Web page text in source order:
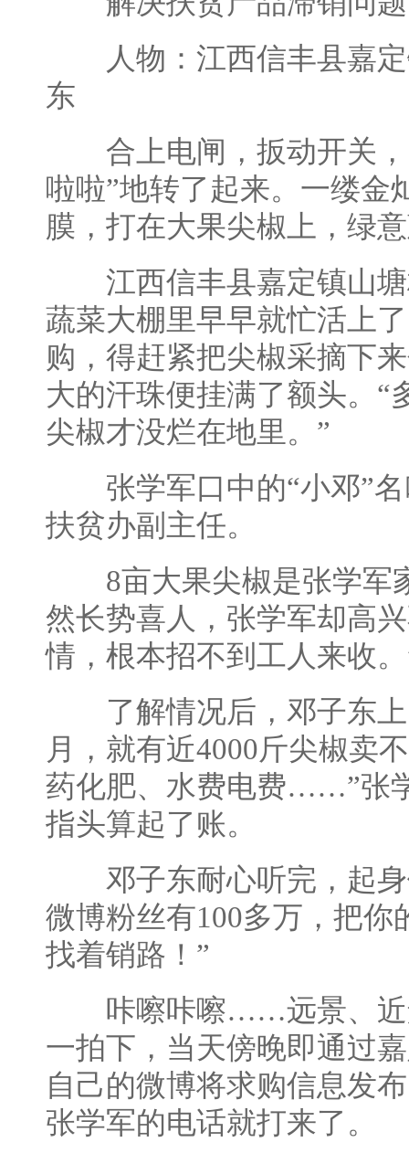
人物：江西信丰县嘉定
东
合上电闸，扳动开关，
啦啦”地转了起来。一缕金
膜，打在大果尖椒上，绿
江西信丰县嘉定镇山塘
蔬菜大棚里早早就忙活上
购，得赶紧把尖椒采摘下
大的汗珠便挂满了额头。“
尖椒才没烂在地里。”
张学军口中的“小邓”名
扶贫办副主任。
8亩大果尖椒是张学军
然长势喜人，张学军却高
情，根本招不到工人来收
了解情况后，邓子东上
月，就有近4000斤尖椒卖
药化肥、水费电费……”张
指头算起了账。
邓子东耐心听完，起身
微博粉丝有100多万，把你
找着销路！”
咔嚓咔嚓……远景、近
一拍下，当天傍晚即通过
自己的微博将求购信息发
张学军的电话就打来了。